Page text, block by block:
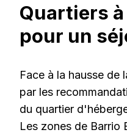
Quartiers
pour un
Face à la hausse de
par les
du quartier
Les zones de Barrio